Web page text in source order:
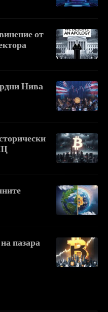
от
Нива
пазара